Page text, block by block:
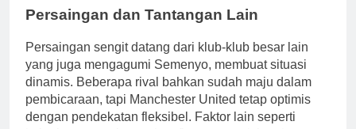
Persaingan dan Tantangan Lain
Persaingan sengit datang dari klub-klub besar lain
yang juga mengagumi Semenyo, membuat situasi
dinamis. Beberapa rival bahkan sudah maju dalam
pembicaraan, tapi Manchester United tetap optimis
dengan pendekatan fleksibel. Faktor lain seperti